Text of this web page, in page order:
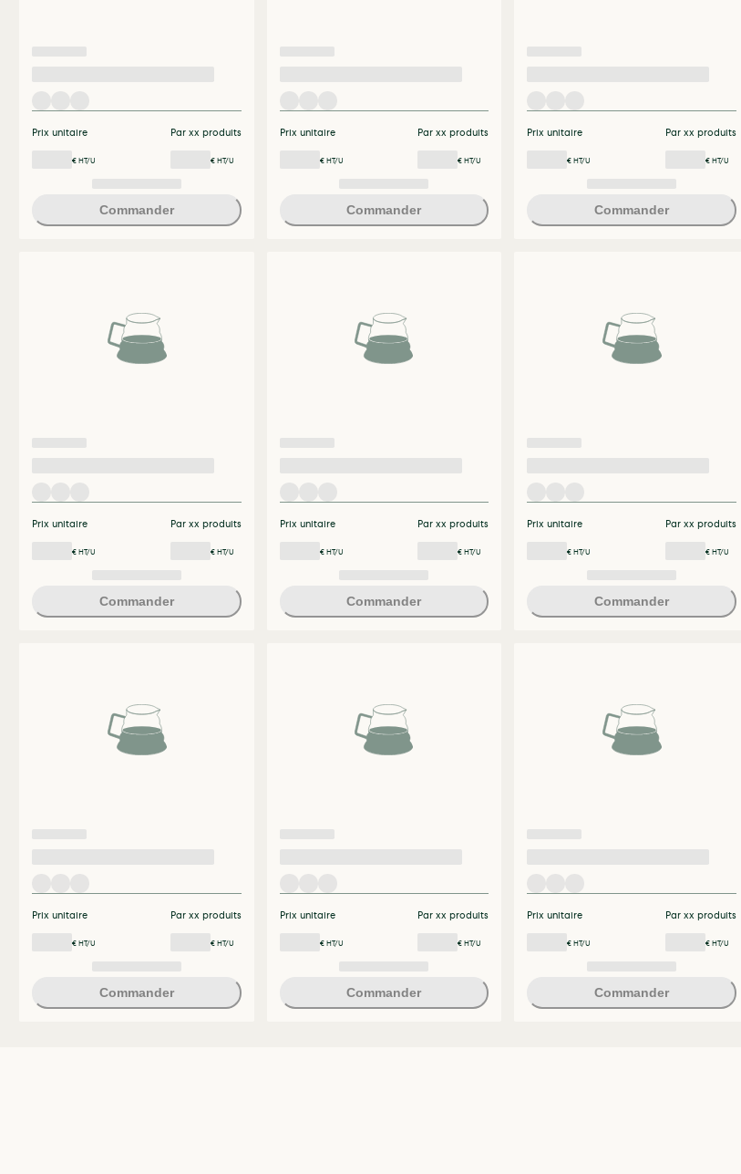
Prix unitaire
€ HT/U
Par xx produits
€ HT/U
Commander
Prix unitaire
€ HT/U
Par xx produits
€ HT/U
Commander
Prix unitaire
€ HT/U
Par xx produits
€ HT/U
Commander
Prix unitaire
€ HT/U
Par xx produits
€ HT/U
Commander
Prix unitaire
€ HT/U
Par xx produits
€ HT/U
Commander
Prix unitaire
€ HT/U
Par xx produits
€ HT/U
Commander
Prix unitaire
€ HT/U
Par xx produits
€ HT/U
Commander
Prix unitaire
€ HT/U
Par xx produits
€ HT/U
Commander
Prix unitaire
€ HT/U
Par xx produits
€ HT/U
Commander